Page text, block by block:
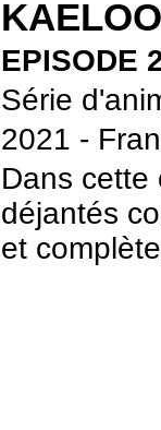
EPISODE
Série
2021 -
Dans cette
déjantés
et